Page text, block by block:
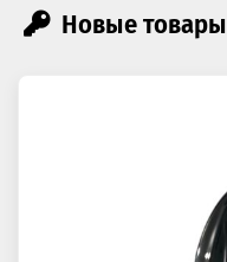
Новые товары